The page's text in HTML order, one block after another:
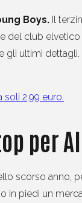
Boys. Il
del club
gli ultimi
soli 2,99 euro.
per
scorso anno,
in piedi un